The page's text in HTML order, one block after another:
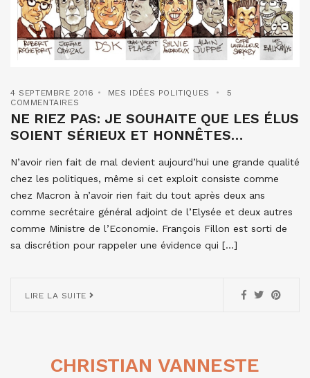
4 SEPTEMBRE 2016 MES IDÉES POLITIQUES
5
COMMENTAIRES
NE RIEZ PAS: JE SOUHAITE QUE LES ÉLUS
SOIENT SÉRIEUX ET HONNÊTES…
N’avoir rien fait de mal devient aujourd’hui une grande qualité
chez les politiques, même si cet exploit consiste comme
chez Macron à n’avoir rien fait du tout après deux ans
comme secrétaire général adjoint de l’Elysée et deux autres
comme Ministre de l’Economie. François Fillon est sorti de
sa discrétion pour rappeler une évidence qui […]
LIRE LA SUITE
CHRISTIAN VANNESTE